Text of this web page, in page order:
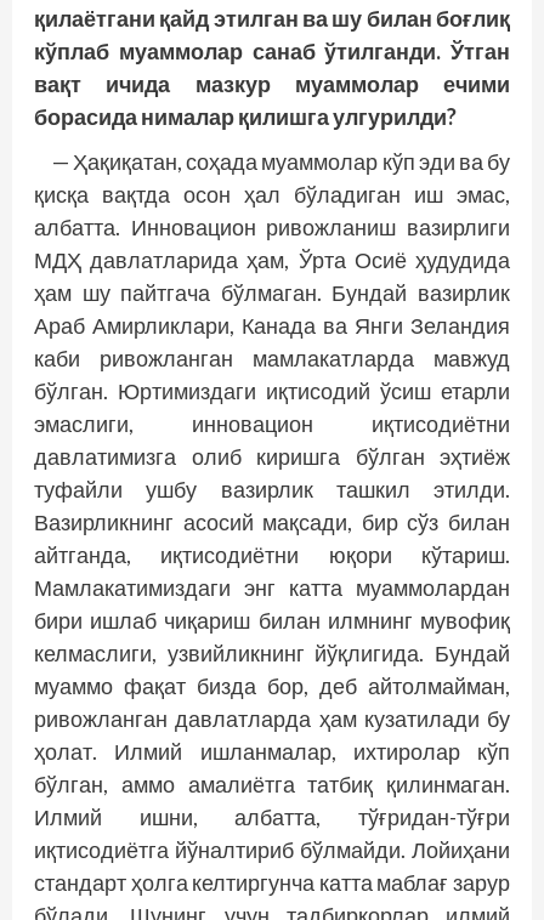
қилаётгани қайд этилган ва шу билан боғлиқ
кўплаб муаммолар санаб ўтилганди. Ўтган
вақт ичида мазкур муаммолар ечими
борасида нималар қилишга улгурилди?
— Ҳақиқатан, соҳада муаммолар кўп эди ва бу
қисқа вақтда осон ҳал бўладиган иш эмас,
албатта. Инновацион ривожланиш вазирлиги
МДҲ давлатларида ҳам, Ўрта Осиё ҳудудида
ҳам шу пайтгача бўлмаган. Бундай вазирлик
Араб Амирликлари, Канада ва Янги Зеландия
каби ривожланган мамлакатларда мавжуд
бўлган. Юртимиздаги иқтисодий ўсиш етарли
эмаслиги, инновацион иқтисодиётни
давлатимизга олиб киришга бўлган эҳтиёж
туфайли ушбу вазирлик ташкил этилди.
Вазирликнинг асосий мақсади, бир сўз билан
айтганда, иқтисодиётни юқори кўтариш.
Мамлакатимиздаги энг катта муаммолардан
бири ишлаб чиқариш билан илмнинг мувофиқ
келмаслиги, узвийликнинг йўқлигида. Бундай
муаммо фақат бизда бор, деб айтолмайман,
ривожланган давлатларда ҳам кузатилади бу
ҳолат. Илмий ишланмалар, ихтиролар кўп
бўлган, аммо амалиётга татбиқ қилинмаган.
Илмий ишни, албатта, тўғридан-тўғри
иқтисодиётга йўналтириб бўлмайди. Лойиҳани
стандарт ҳолга келтиргунча катта маблағ зарур
бўлади. Шунинг учун тадбиркорлар илмий